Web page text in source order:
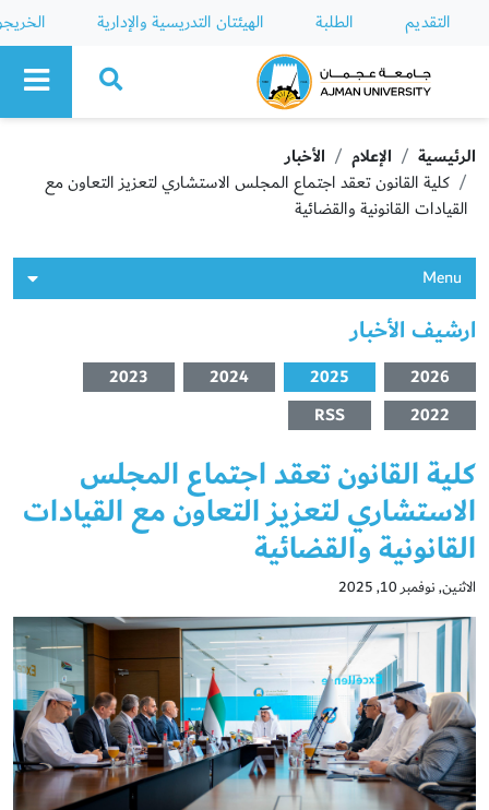
التقديم الطلبة الهيئتان التدريسية والإدارية
Ajman University
الرئيسية الإعلام
الأخبار
كلية القانون تعقد اجتماع المجلس الاستشاري لتعزيز التعاون مع
القيادات القانونية والقضائية
Menu
ارشيف الأخبار
2026
2025
2024
2023
2022
RSS
كلية القانون تعقد اجتماع المجلس
الاستشاري لتعزيز التعاون مع القيادات
القانونية والقضائية
الاثنين, نوفمبر 10, 2025